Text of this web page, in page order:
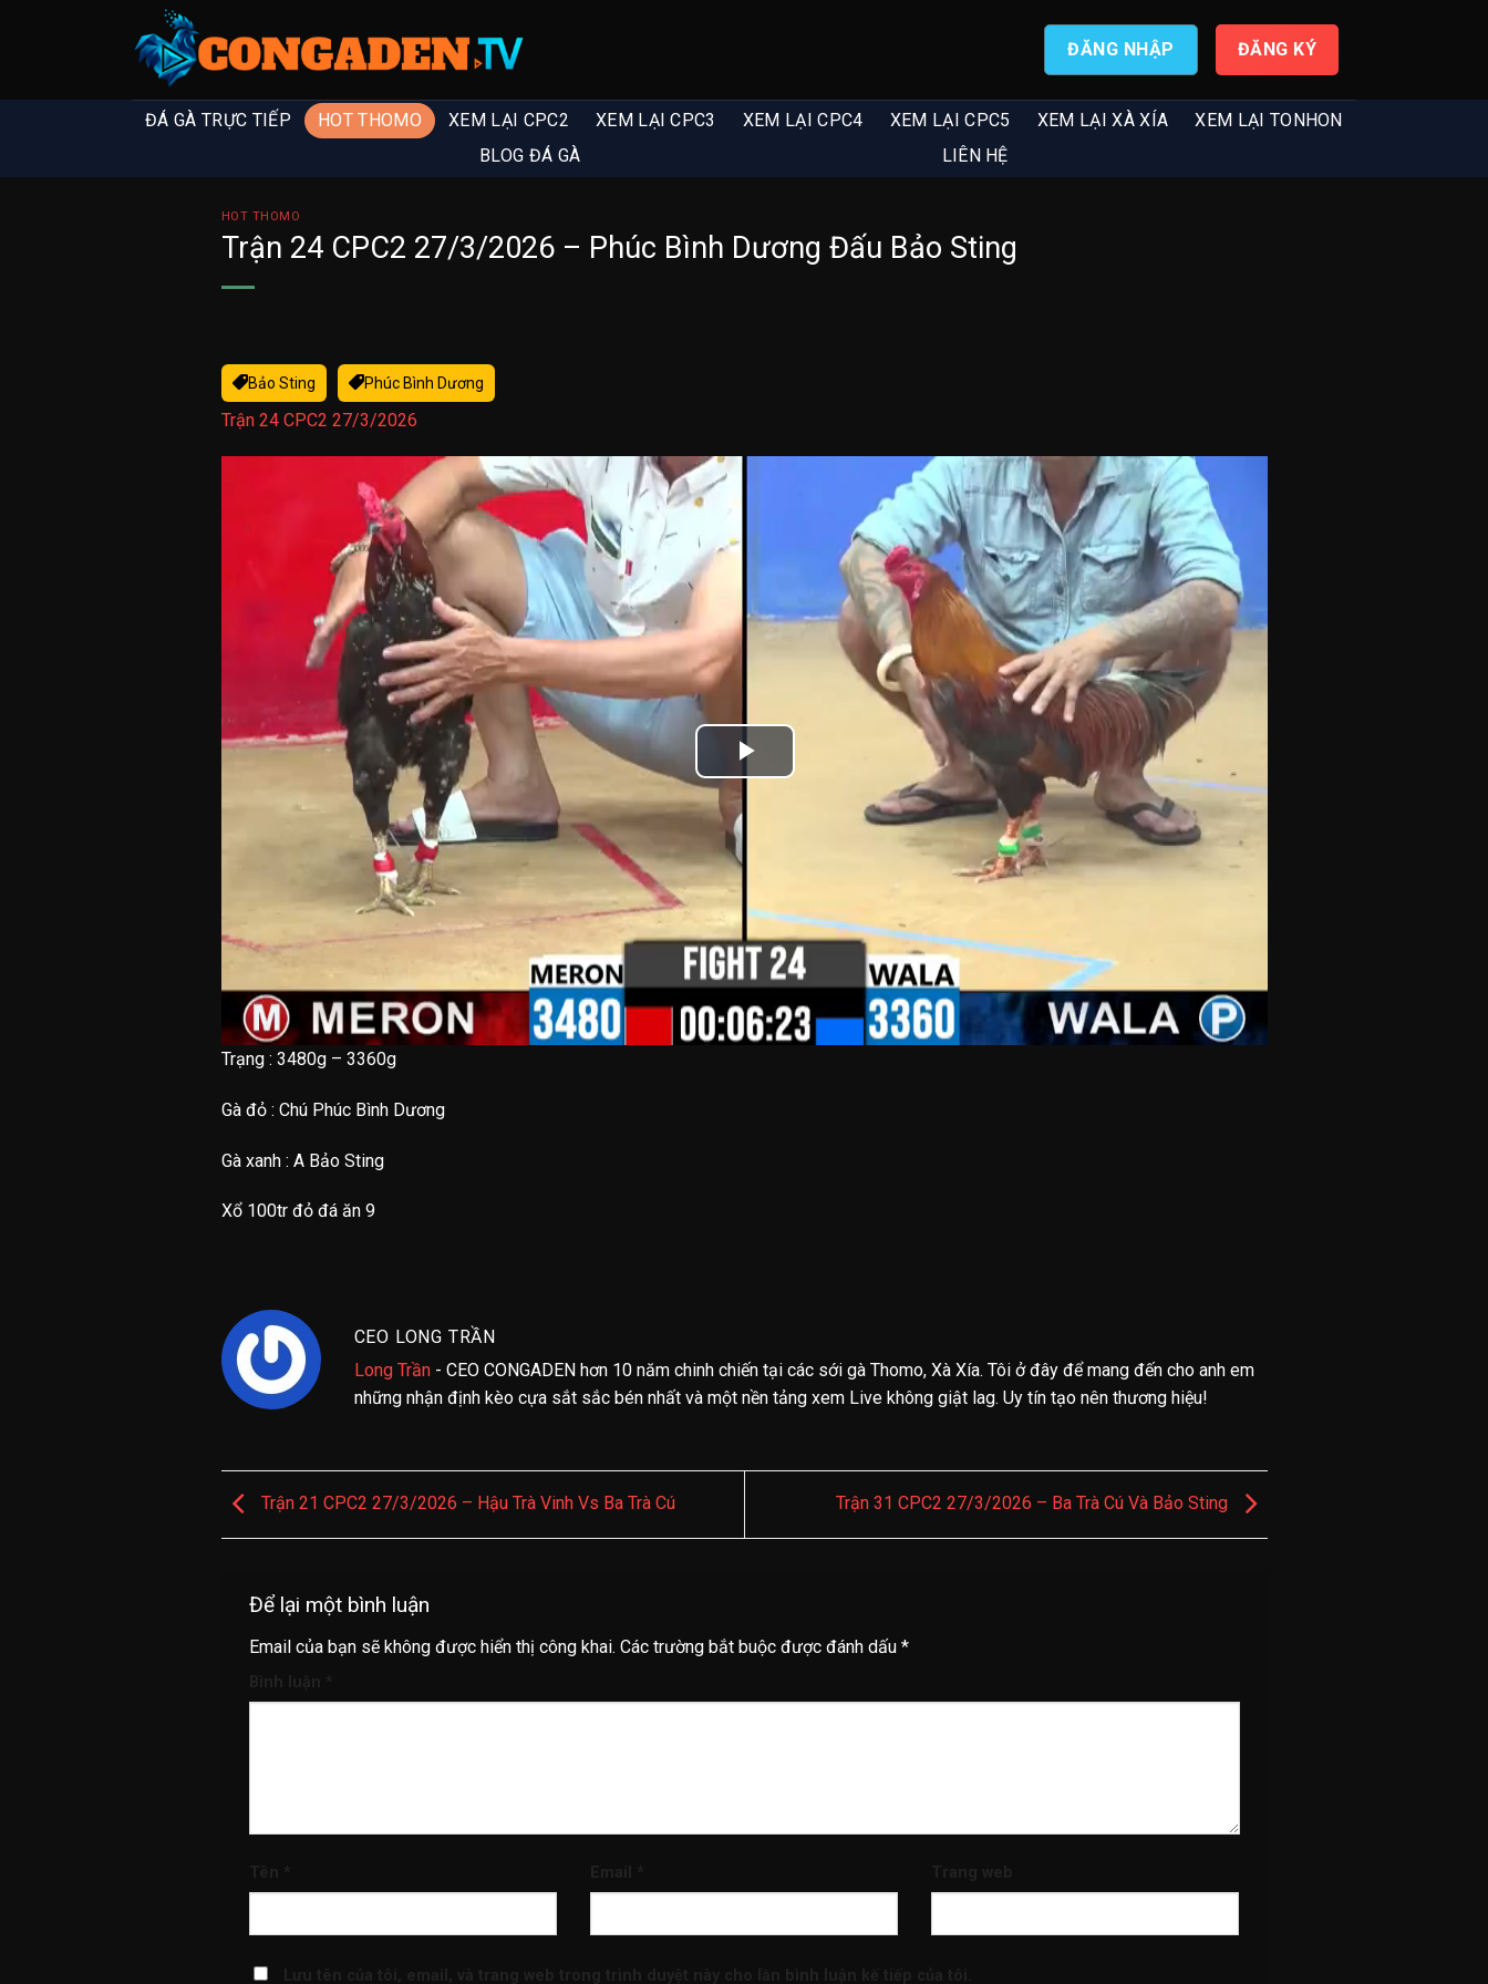
ĐĂNG NHẬP ĐĂNG KÝ
ĐÁ GÀ TRỰC TIẾP HOT THOMO XEM LẠI CPC2 XEM LẠI CPC3 XEM LẠI CPC4 XEM LẠI CPC5 XEM LẠI XÀ XÍA
XEM LẠI TONHON
BLOG ĐÁ GÀ
LIÊN HỆ
HOT THOMO
Trận 24 CPC2 27/3/2026 – Phúc Bình Dương Đấu Bảo Sting
Bảo Sting Phúc Bình Dương
Trận 24 CPC2 27/3/2026
Trạng : 3480g – 3360g
Gà đỏ : Chú Phúc Bình Dương
Gà xanh : A Bảo Sting
Xổ 100tr đỏ đá ăn 9
CEO LONG TRẦN
Long Trần- CEO CONGADEN hơn 10 năm chinh chiến tại các sới gà Thomo, Xà Xía. Tôi ở đây để mang đến cho anh em
những nhận định kèo cựa sắt sắc bén nhất và một nền tảng xem Live không giật lag. Uy tín tạo nên thương hiệu!
Trận 21 CPC2 27/3/2026 – Hậu Trà Vinh Vs Ba Trà Cú Trận 31 CPC2 27/3/2026 – Ba Trà Cú Và Bảo Sting
Để lại một bình luận
Email của bạn sẽ không được hiển thị công khai. Các trường bắt buộc được đánh dấu *